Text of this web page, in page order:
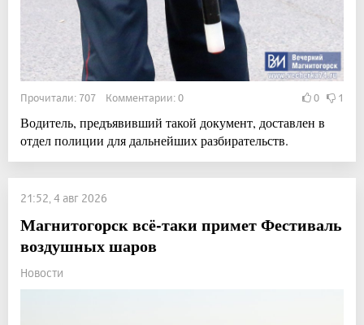
Прочитали: 707 Комментарии: 0 0 1
Водитель, предъявивший такой документ, доставлен в
отдел полиции для дальнейших разбирательств.
21:52, 4 авг 2026
Магнитогорск всё-таки примет Фестиваль
воздушных шаров
Новости